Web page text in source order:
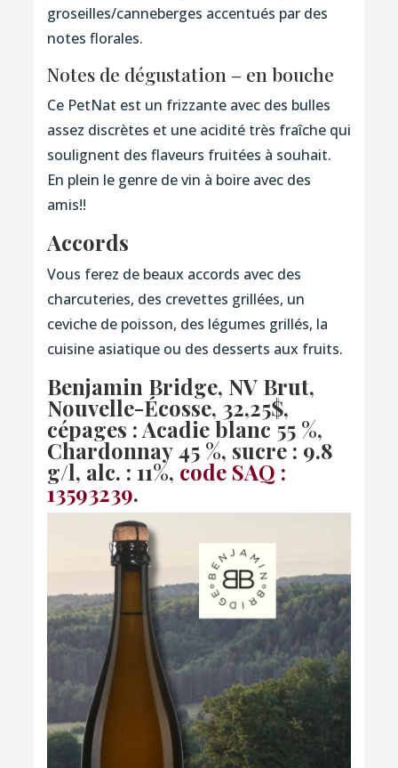
groseilles/canneberges accentués par des
notes florales.
Notes de dégustation – en bouche
Ce PetNat est un frizzante avec des bulles
assez discrètes et une acidité très fraîche qui
soulignent des flaveurs fruitées à souhait.
En plein le genre de vin à boire avec des
amis!!
Accords
Vous ferez de beaux accords avec des
charcuteries, des crevettes grillées, un
ceviche de poisson, des légumes grillés, la
cuisine asiatique ou des desserts aux fruits.
Benjamin Bridge, NV Brut,
Nouvelle-Écosse, 32,25$,
cépages :Acadie blanc 55 %,
Chardonnay 45 %, sucre : 9.8
g/l, alc. : 11%, code SAQ :
13593239.